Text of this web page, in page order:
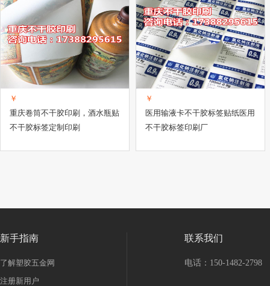
￥
重庆卷筒不干胶印刷，酒水瓶贴
不干胶标签定制印刷
￥
医用输液卡不干胶标签贴纸医用
不干胶标签印刷厂
新手指南
了解塑胶五金网
注册新用户
联系我们
电话：150-1482-2798